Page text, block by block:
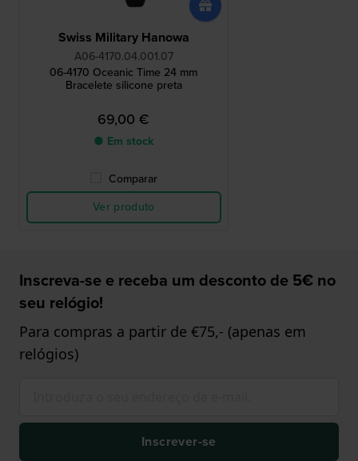
Swiss Military Hanowa
A06-4170.04.001.07
06-4170 Oceanic Time 24 mm
Bracelete silicone preta
69,00 €
● Em stock
Comparar
Ver produto
Inscreva-se e receba um desconto de 5€ no
seu relógio!
Para compras a partir de €75,- (apenas em
relógios)
Inscrever-se